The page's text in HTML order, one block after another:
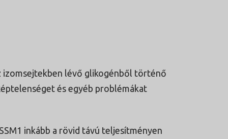
izomsejtekben lévő glikogénből történő
és egyéb problémákat
inkább a rövid távú teljesítményen